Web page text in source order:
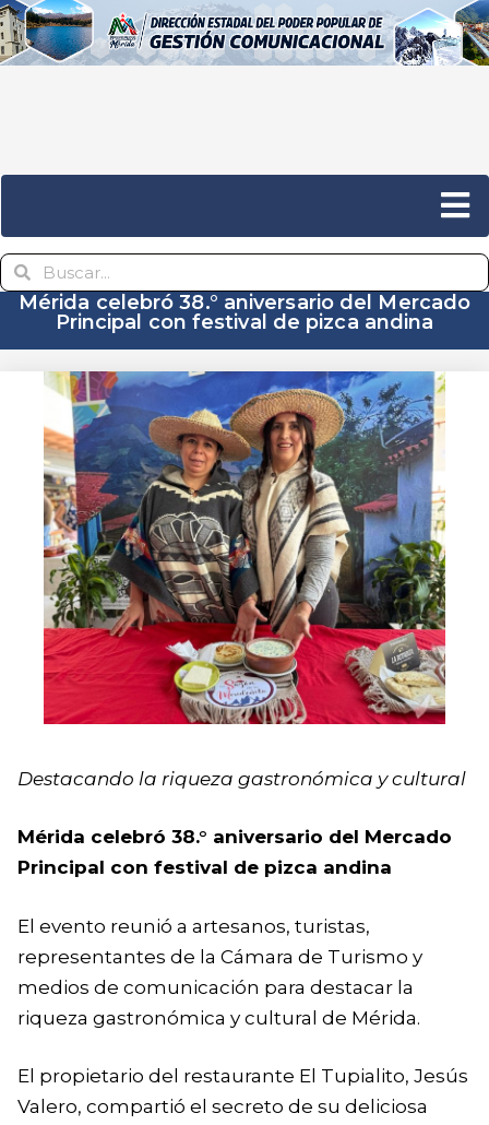
Mérida celebró 38.° aniversario del Mercado
Principal con festival de pizca andina
Destacando la riqueza gastronómica y cultural
Mérida celebró 38.° aniversario del Mercado
Principal con festival de pizca andina
El evento reunió a artesanos, turistas,
representantes de la Cámara de Turismo y
medios de comunicación para destacar la
riqueza gastronómica y cultural de Mérida.
El propietario del restaurante El Tupialito, Jesús
Valero, compartió el secreto de su deliciosa